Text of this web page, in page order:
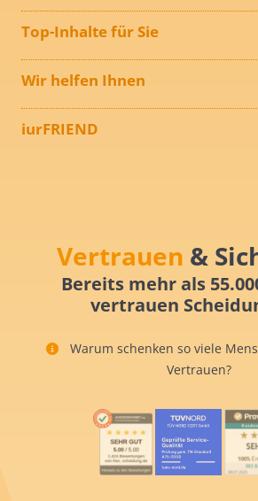
Top-Inhalte für Sie
Wir helfen Ihnen
iurFRIEND
Vertrauen &
Bereits mehr als
vertrauen
Warum schenken so viele
Vertrauen?